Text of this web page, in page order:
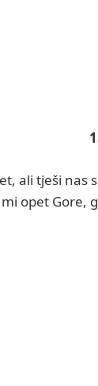
ali tješi nas
mi opet Gore,